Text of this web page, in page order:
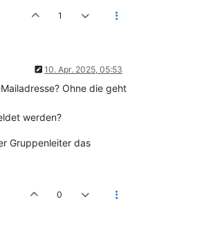
1
10. Apr. 2025, 05:53
Ohne die geht
werden?
Gruppenleiter das
0